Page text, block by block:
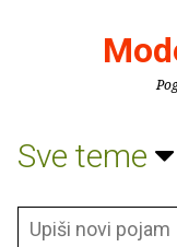
Sve teme